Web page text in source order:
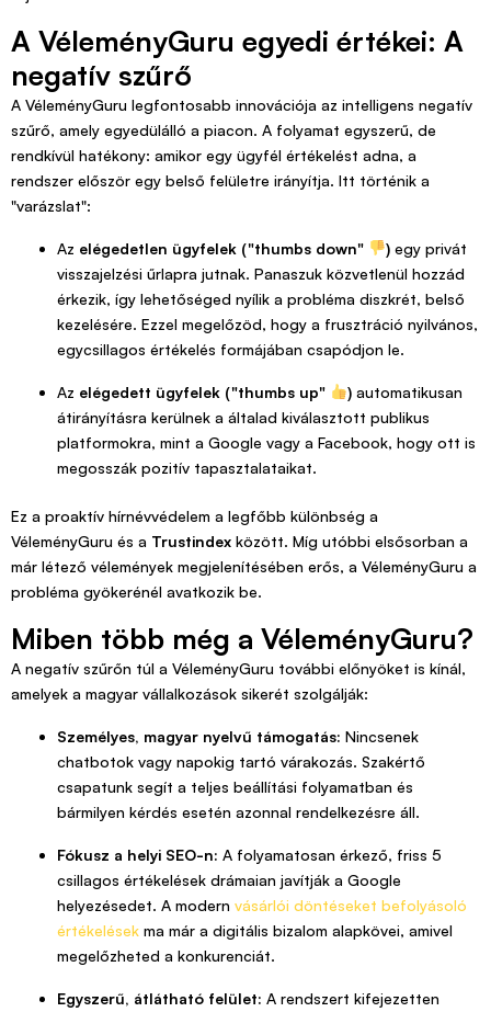
A VéleményGuru egyedi értékei: A
negatív szűrő
A VéleményGuru legfontosabb innovációja az intelligens negatív
szűrő, amely egyedülálló a piacon. A folyamat egyszerű, de
rendkívül hatékony: amikor egy ügyfél értékelést adna, a
rendszer először egy belső felületre irányítja. Itt történik a
"varázslat":
Az elégedetlen ügyfelek ("thumbs down" )egy privát
visszajelzési űrlapra jutnak. Panaszuk közvetlenül hozzád
érkezik, így lehetőséged nyílik a probléma diszkrét, belső
kezelésére. Ezzel megelőzöd, hogy a frusztráció nyilvános,
egycsillagos értékelés formájában csapódjon le.
Az elégedett ügyfelek ("thumbs up" )automatikusan
átirányításra kerülnek a általad kiválasztott publikus
platformokra, mint a Google vagy a Facebook, hogy ott is
megosszák pozitív tapasztalataikat.
Ez a proaktív hírnévvédelem a legfőbb különbség a
VéleményGuru és a Trustindex között. Míg utóbbi elsősorban a
már létező vélemények megjelenítésében erős, a VéleményGuru a
probléma gyökerénél avatkozik be.
Miben több még a VéleményGuru?
A negatív szűrőn túl a VéleményGuru további előnyöket is kínál,
amelyek a magyar vállalkozások sikerét szolgálják:
Személyes, magyar nyelvű támogatás: Nincsenek
chatbotok vagy napokig tartó várakozás. Szakértő
csapatunk segít a teljes beállítási folyamatban és
bármilyen kérdés esetén azonnal rendelkezésre áll.
Fókusz a helyi SEO-n: A folyamatosan érkező, friss 5
csillagos értékelések drámaian javítják a Google
helyezésedet. A modern vásárlói döntéseket befolyásoló
értékelések ma már a digitális bizalom alapkövei, amivel
megelőzheted a konkurenciát.
Egyszerű, átlátható felület: A rendszert kifejezetten